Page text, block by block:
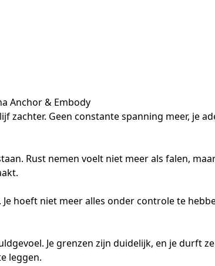
Anchor & Embody
zachter. Geen constante spanning meer, je
Rust nemen voelt niet meer als falen,
Je hoeft niet meer alles onder controle te
Je grenzen zijn duidelijk, en je durft
leggen.